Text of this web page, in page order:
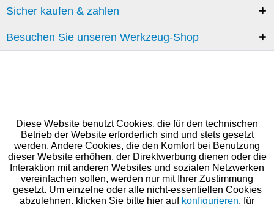
Sicher kaufen & zahlen
Besuchen Sie unseren Werkzeug-Shop
Diese Website benutzt Cookies, die für den technischen
Betrieb der Website erforderlich sind und stets gesetzt
werden. Andere Cookies, die den Komfort bei Benutzung
dieser Website erhöhen, der Direktwerbung dienen oder die
Interaktion mit anderen Websites und sozialen Netzwerken
vereinfachen sollen, werden nur mit Ihrer Zustimmung
gesetzt. Um einzelne oder alle nicht-essentiellen Cookies
abzulehnen, klicken Sie bitte hier auf konfigurieren, für